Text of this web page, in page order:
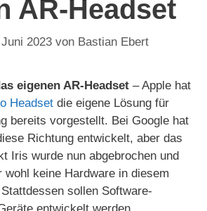
AR-Headset
2023 von Bastian Ebert
eigenen AR-Headset – Apple hat
Headset die eigene Lösung für
bereits vorgestellt. Bei Google hat
Richtung entwickelt, aber das
Iris wurde nun abgebrochen und
wohl keine Hardware in diesem
sollen Software-